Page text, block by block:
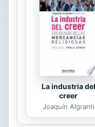
La industria del
creer
Joaquín Algranti